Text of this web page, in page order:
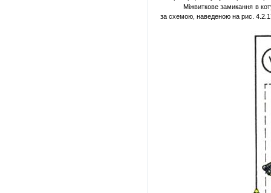
Міжвиткове замикання в
за схемою, наведеною на рис.